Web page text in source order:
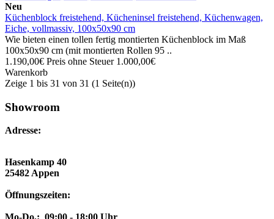
Neu
Küchenblock freistehend, Kücheninsel freistehend, Küchenwagen,
Eiche, vollmassiv, 100x50x90 cm
Wie bieten einen tollen fertig montierten Küchenblock im Maß
100x50x90 cm (mit montierten Rollen 95 ..
1.190,00€ Preis ohne Steuer 1.000,00€
Warenkorb
Zeige 1 bis 31 von 31 (1 Seite(n))
Showroom
Adresse:
Hasenkamp 40
25482 Appen
Öffnungszeiten: